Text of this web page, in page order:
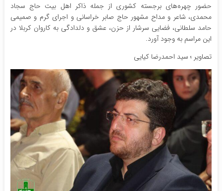
حضور چهره‌های برجسته کشوری از جمله ذاکر اهل بیت حاج سجاد
محمدی، شاعر و مداح مشهور حاج صابر خراسانی و اجرای گرم و صمیمی
حامد سلطانی، فضایی سرشار از حزن، عشق و دلدادگی به کاروان کربلا در
این مراسم به وجود آورد.
تصاویر ؛ سید احمدرضا کیایی